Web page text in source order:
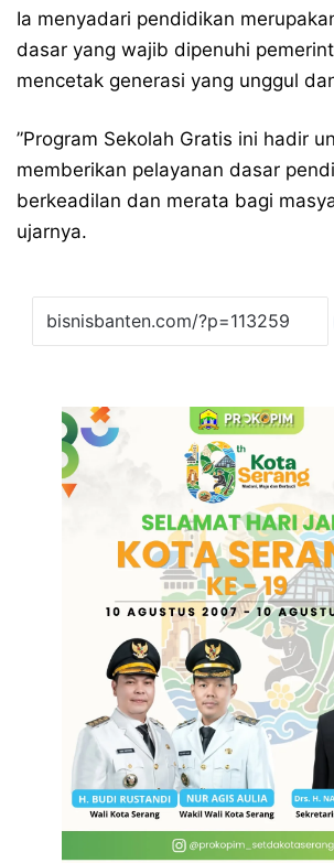
Ia menyadari pendidikan
dasar yang wajib dipenuhi
mencetak generasi yang unggul
​”Program Sekolah Gratis ini hadir
memberikan pelayanan dasar
berkeadilan dan merata bagi
ujarnya.